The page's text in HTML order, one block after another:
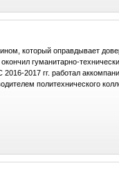
который оправдывает
гуманитарно-
2017 гг. работал
политехнического